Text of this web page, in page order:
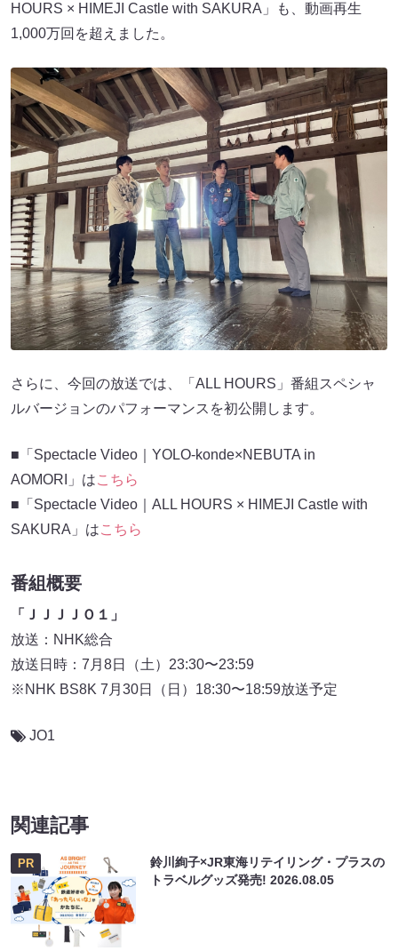
HOURS × HIMEJI Castle with SAKURA」も、動画再生
1,000万回を超えました。
さらに、今回の放送では、「ALL HOURS」番組スペシャ
ルバージョンのパフォーマンスを初公開します。
■「Spectacle Video｜YOLO-konde×NEBUTA in
AOMORI」はこちら
■「Spectacle Video｜ALL HOURS × HIMEJI Castle with
SAKURA」はこちら
番組概要
「ＪＪＪＪＯ１」
放送：NHK総合
放送日時：7月8日（土）23:30〜23:59
※NHK BS8K 7月30日（日）18:30〜18:59放送予定
JO1
関連記事
PR
鈴川絢子×JR東海リテイリング・プラスの
トラベルグッズ発売!2026.08.05